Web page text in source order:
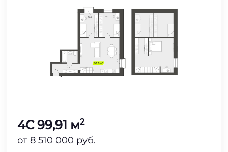
4C 99,91 м2
от 8 510 000 руб.